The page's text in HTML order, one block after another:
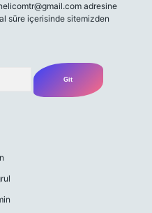
adresine
süre içerisinde sitemizden